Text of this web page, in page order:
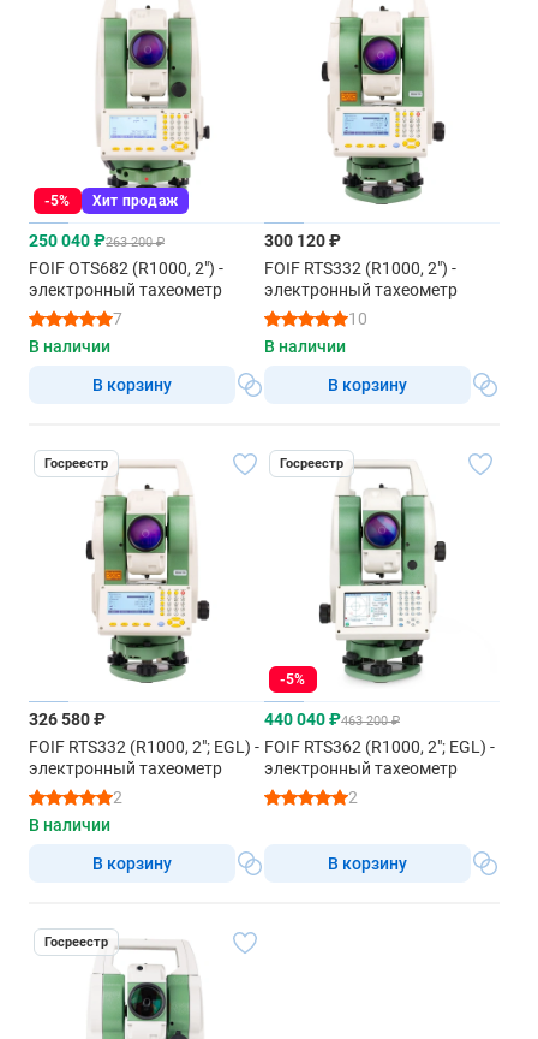
RAM 128 Мб, флэш-память 128 Мб
Размеры (Ш x Д x В)
149 мм x 145 мм x 306 мм
Инструмент (без батареи)
3,8 кг
Батарея
0,1 кг
Чемодан для переноски
Диапазон рабочих температур
от –20 °C до +50 °C
Диапазон температур хранения
от –25 °C до +60 °C
Атмосферные поправки
Диапазон температур
от –40 °C до +60 °C
Барометрическое давление
400 мм рт.ст. - 999 мм рт.ст.
-5% Хит продаж
250 040 ₽263 200 ₽
FOIF OTS682 (R1000, 2") -
электронный тахеометр
7
В наличии
В корзину
300 120 ₽
FOIF RTS332 (R1000, 2") -
электронный тахеометр
10
В наличии
В корзину
Госреестр
326 580 ₽
FOIF RTS332 (R1000, 2"; EGL) -
электронный тахеометр
2
В наличии
В корзину
Госреестр
-5%
440 040 ₽463 200 ₽
FOIF RTS362 (R1000, 2"; EGL) -
электронный тахеометр
2
В корзину
Госреестр